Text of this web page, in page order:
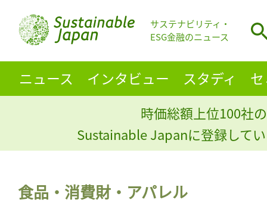
サステナビリティ・
ESG金融のニュース
ニュース インタビュー スタディ
時価総額上位100社
Sustainable Japanに登録して
食品・消費財・アパレル